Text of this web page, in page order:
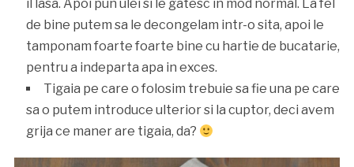
il lasa. Apoi pun ulei si le gatesc in mod normal. La fel
de bine putem sa le decongelam intr-o sita, apoi le
tamponam foarte foarte bine cu hartie de bucatarie,
pentru a indeparta apa in exces.
Tigaia pe care o folosim trebuie sa fie una pe care
sa o putem introduce ulterior si la cuptor, deci avem
grija ce maner are tigaia, da?